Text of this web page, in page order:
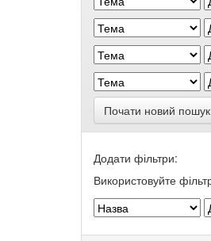
Почати новий пошук
Додати фільтри:
Використовуйте